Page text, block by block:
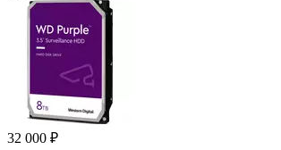
32 000 ₽